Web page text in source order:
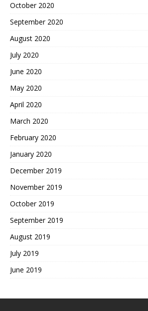
October 2020
September 2020
August 2020
July 2020
June 2020
May 2020
April 2020
March 2020
February 2020
January 2020
December 2019
November 2019
October 2019
September 2019
August 2019
July 2019
June 2019